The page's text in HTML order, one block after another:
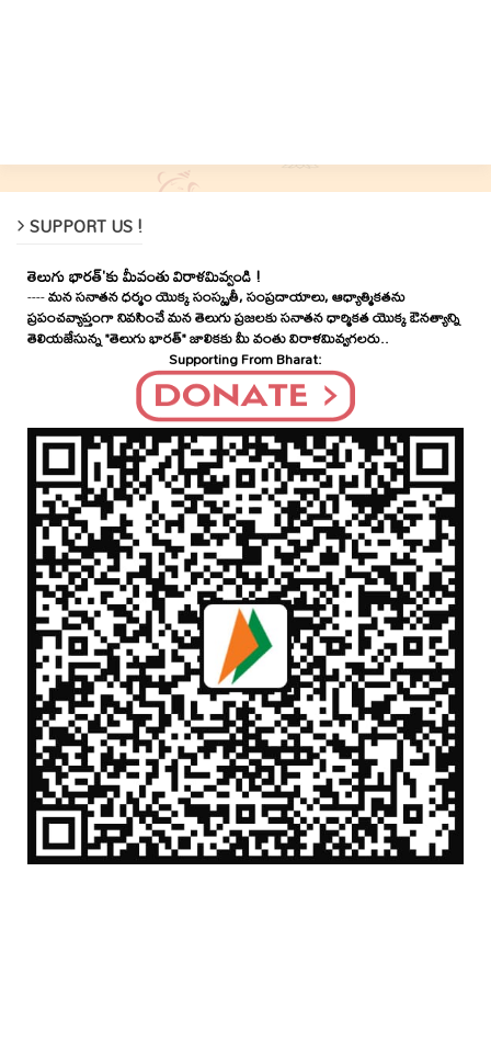
SUPPORT US !
తెలుగు భారత్'కు మీవంతు విరాళమివ్వండి !
----మన సనాతన ధర్మం యొక్క సంస్కృతీ, సంప్రదాయాలు, ఆధ్యాత్మికతను
ప్రపంచవ్యాప్తంగా నివసించే మన తెలుగు ప్రజలకు సనాతన ధార్మికత యొక్క ఔనత్యాన్ని
తెలియజేసున్న "తెలుగు భారత్" జాలికకు మీ వంతు విరాళమివ్వగలరు..
Supporting From Bharat: